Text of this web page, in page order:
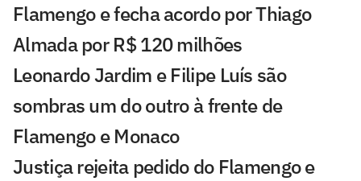
Flamengo e fecha acordo por Thiago
Almada por R$ 120 milhões
Leonardo Jardim e Filipe Luís são
sombras um do outro à frente de
Flamengo e Monaco
Justiça rejeita pedido do Flamengo e